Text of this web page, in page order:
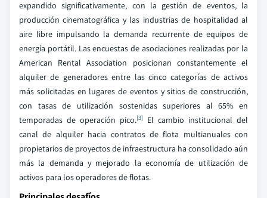
expandido significativamente, con la gestión de eventos, la
producción cinematográfica y las industrias de hospitalidad al
aire libre impulsando la demanda recurrente de equipos de
energía portátil. Las encuestas de asociaciones realizadas por la
American Rental Association posicionan constantemente el
alquiler de generadores entre las cinco categorías de activos
más solicitadas en lugares de eventos y sitios de construcción,
con tasas de utilización sostenidas superiores al 65% en
temporadas de operación pico.[3] El cambio institucional del
canal de alquiler hacia contratos de flota multianuales con
propietarios de proyectos de infraestructura ha consolidado aún
más la demanda y mejorado la economía de utilización de
activos para los operadores de flotas.